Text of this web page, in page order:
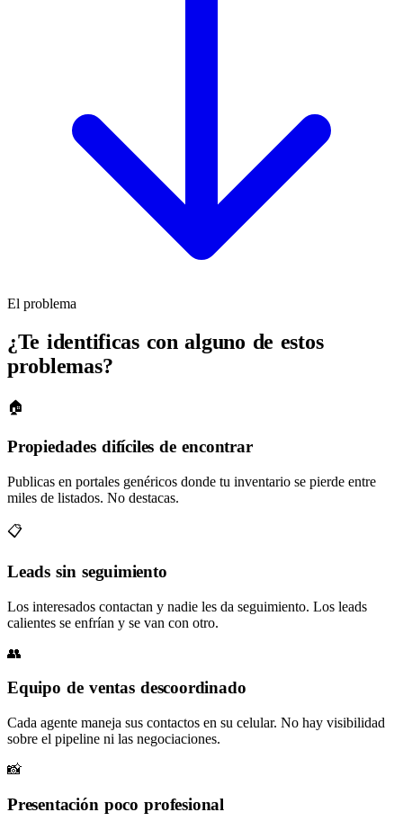
El problema
¿Te identificas con alguno de estos
problemas?
🏠
Propiedades difíciles de encontrar
Publicas en portales genéricos donde tu inventario se pierde entre
miles de listados. No destacas.
📋
Leads sin seguimiento
Los interesados contactan y nadie les da seguimiento. Los leads
calientes se enfrían y se van con otro.
👥
Equipo de ventas descoordinado
Cada agente maneja sus contactos en su celular. No hay visibilidad
sobre el pipeline ni las negociaciones.
📸
Presentación poco profesional